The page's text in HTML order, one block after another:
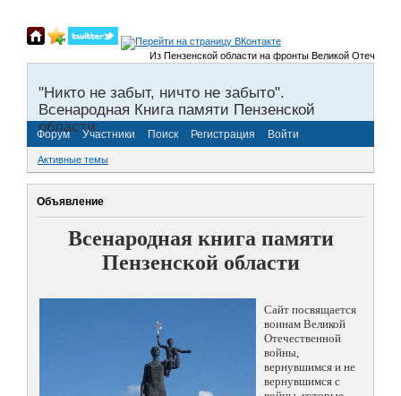
Из Пензенской области на фронты Великой
"Никто не забыт, ничто не забыто".
Всенародная Книга памяти Пензенской
области.
Форум Участники Поиск Регистрация Войти
Активные темы
Объявление
Всенародная книга памяти
Пензенской области
Сайт посвящается
воинам Великой
Отечественной
войны,
вернувшимся и не
вернувшимся с